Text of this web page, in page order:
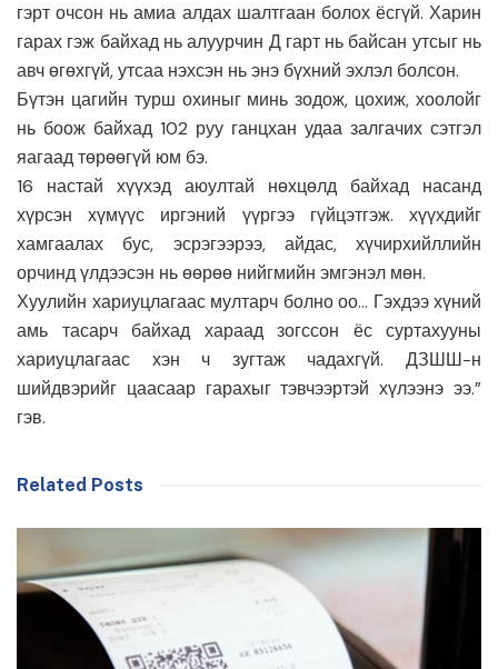
гэрт очсон нь амиа алдах шалтгаан болох ёсгүй. Харин
гарах гэж байхад нь алуурчин Д гарт нь байсан утсыг нь
авч өгөхгүй, утсаа нэхсэн нь энэ бүхний эхлэл болсон.
Бүтэн цагийн турш охиныг минь зодож, цохиж, хоолойг
нь боож байхад 102 руу ганцхан удаа залгачих сэтгэл
яагаад төрөөгүй юм бэ.
16 настай хүүхэд аюултай нөхцөлд байхад насанд
хүрсэн хүмүүс иргэний үүргээ гүйцэтгэж. хүүхдийг
хамгаалах бус, эсрэгээрээ, айдас, хүчирхийллийн
орчинд үлдээсэн нь өөрөө нийгмийн эмгэнэл мөн.
Хуулийн хариуцлагаас мултарч болно оо… Гэхдээ хүний
амь тасарч байхад хараад зогссон ёс суртахууны
хариуцлагаас хэн ч зугтаж чадахгүй. ДЗШШ-н
шийдвэрийг цаасаар гарахыг тэвчээртэй хүлээнэ ээ.”
гэв.
Related Posts